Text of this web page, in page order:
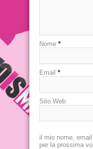
Nome *
Email *
Sito Web
il mio nome,
per la prossima